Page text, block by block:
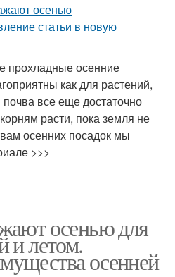
прохладные осенние
как для растений,
все еще достаточно
расти, пока земля не
осенних посадок мы
>>>
осенью для
и летом.
осенней